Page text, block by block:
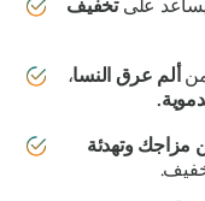
على تخفيف
ألم عرق النسا،
وتهدئة